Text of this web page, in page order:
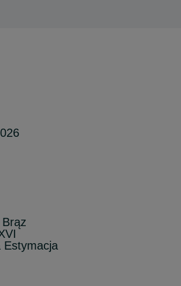
Estymacja